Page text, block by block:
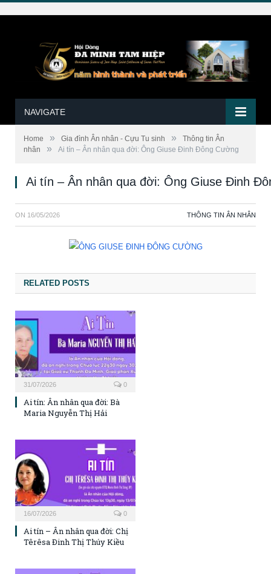
NAVIGATE
Home » Gia đình Ân nhân - Cựu Tu sinh »
Thông tin Ân
nhân
» Ai tín – Ân nhân qua đời: Ông Giuse Đinh Đông Cường
Ai tín – Ân nhân qua đời: Ông Giuse Đinh
ON 16/05/2026 THÔNG TIN ÂN NHÂN
RELATED POSTS
31/07/2026 0
Ai tín: Ân nhân qua đời: Bà
Maria Nguyễn Thị Hải
16/07/2026 0
Ai tín – Ân nhân qua đời: Chị
Têrêsa Đinh Thị Thúy Kiều